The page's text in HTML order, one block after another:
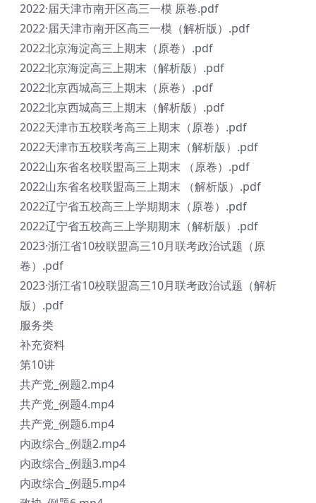
2022·届天津市南开区高三一模 原卷.pdf
2022·届天津市南开区高三一模（解析版）.pdf
2022北京海淀高三上期末（原卷）.pdf
2022北京海淀高三上期末（解析版）.pdf
2022北京西城高三上期末（原卷）.pdf
2022北京西城高三上期末（解析版）.pdf
2022天津市五校联考高三上期末（原卷）.pdf
2022天津市五校联考高三上期末（解析版）.pdf
2022山东省名校联盟高三上期末 （原卷）.pdf
2022山东省名校联盟高三上期末 （解析版）.pdf
2022辽宁省五校高三上学期期末（原卷）.pdf
2022辽宁省五校高三上学期期末（解析版）.pdf
2023·浙江省10校联盟高三10月联考政治试题（原
卷）.pdf
2023·浙江省10校联盟高三10月联考政治试题（解析
版）.pdf
服务类
补充资料
第10讲
共产党_例题2.mp4
共产党_例题4.mp4
共产党_例题6.mp4
内政综合_例题2.mp4
内政综合_例题3.mp4
内政综合_例题5.mp4